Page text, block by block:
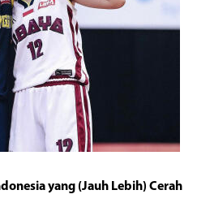
yang (Jauh Lebih) Cerah